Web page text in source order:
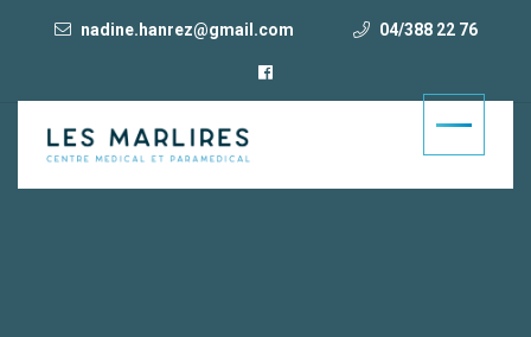
nadine.hanrez@gmail.com 04/388 22 76